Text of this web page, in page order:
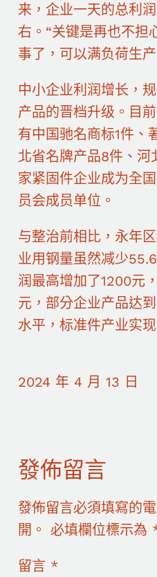
来，企业一天的总利
右。“关键是再也不担
事了，可以满负荷生
中小企业利润增长，
产品的晋档升级。目
有中国驰名商标1件、
北省名牌产品8件、
家紧固件企业成为全
员会成员单位。
与整治前相比，永年
业用钢量虽然减少
润最高增加了1200元
元，部分企业产品达
水平，标准件产业实
2024 年 4 月 13 日
發佈留言
發佈留言必須填寫的
開。 必填欄位標示為
留言 *